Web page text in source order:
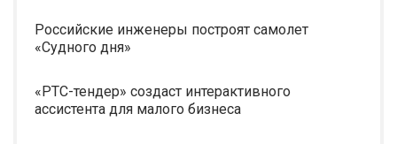
Российские инженеры построят самолет
«Судного дня»
«РТС-тендер» создаст интерактивного
ассистента для малого бизнеса